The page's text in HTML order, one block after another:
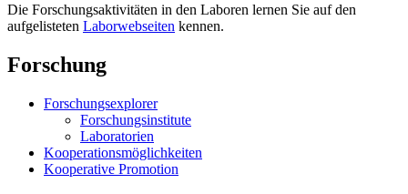
Die Forschungsaktivitäten in den Laboren lernen Sie auf den
aufgelisteten Laborwebseiten kennen.
Forschung
Forschungsexplorer
Forschungsinstitute
Laboratorien
Kooperationsmöglichkeiten
Kooperative Promotion